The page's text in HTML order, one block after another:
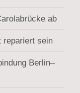
ab
repariert sein
Berlin–